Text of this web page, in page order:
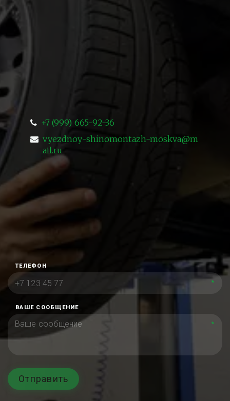
+7 (999) 665-92-36
vyezdnoy-shinomontazh-moskva@m
ail.ru
ТЕЛЕФОН
*
ВАШЕ СООБЩЕНИЕ
*
Отправить